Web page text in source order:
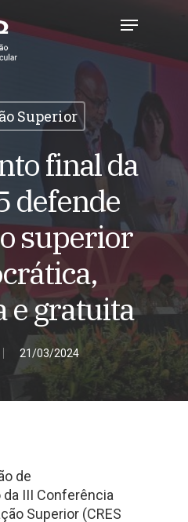
Menu
Superior
final da
defende
superior
e gratuita
21/03/2024
de
III Conferência
Superior (CRES
Menu